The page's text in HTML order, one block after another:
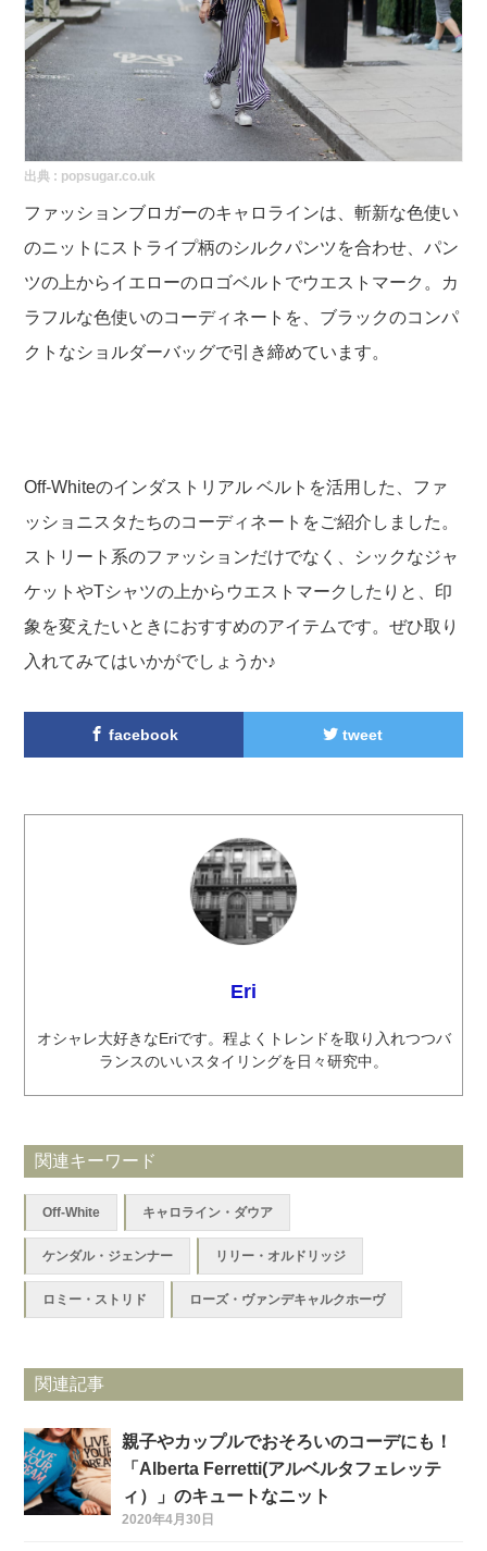
出典 : popsugar.co.uk
ファッションブロガーのキャロラインは、斬新な色使い
のニットにストライプ柄のシルクパンツを合わせ、パン
ツの上からイエローのロゴベルトでウエストマーク。カ
ラフルな色使いのコーディネートを、ブラックのコンパ
クトなショルダーバッグで引き締めています。
Off-Whiteのインダストリアル ベルトを活用した、ファ
ッショニスタたちのコーディネートをご紹介しました。
ストリート系のファッションだけでなく、シックなジャ
ケットやTシャツの上からウエストマークしたりと、印
象を変えたいときにおすすめのアイテムです。ぜひ取り
入れてみてはいかがでしょうか♪
facebook tweet
Eri
オシャレ大好きなEriです。程よくトレンドを取り入れつつバ
ランスのいいスタイリングを日々研究中。
関連キーワード
Off-White キャロライン・ダウア
ケンダル・ジェンナー リリー・オルドリッジ
ロミー・ストリド ローズ・ヴァンデキャルクホーヴ
関連記事
親子やカップルでおそろいのコーデにも！
「Alberta Ferretti(アルベルタフェレッテ
ィ）」のキュートなニット
2020年4月30日